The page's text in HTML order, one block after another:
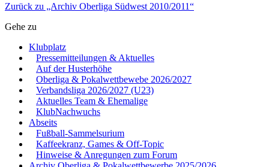
Zurück zu „Archiv Oberliga Südwest 2010/2011“
Gehe zu
Klubplatz
Pressemitteilungen & Aktuelles
Auf der Husterhöhe
Oberliga & Pokalwettbewebe 2026/2027
Verbandsliga 2026/2027 (U23)
Aktuelles Team & Ehemalige
KlubNachwuchs
Abseits
Fußball-Sammelsurium
Kaffeekranz, Games & Off-Topic
Hinweise & Anregungen zum Forum